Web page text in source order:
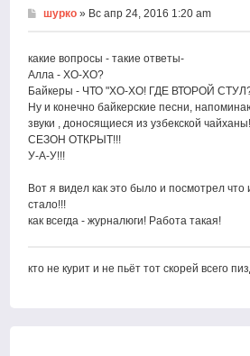
шурко » Вс апр 24, 2016 1:20 am
какие вопросы - такие ответы-
Алла - ХО-ХО?
Байкеры - ЧТО "ХО-ХО! ГДЕ ВТОРОЙ
Ну и конечно байкерские песни,
звуки , доносящиеся из узбекской
СЕЗОН ОТКРЫТ!!!
У-А-У!!!
Вот я видел как это было и посмотрел что
стало!!!
как всегда - журналюги! Работа такая!
кто не курит и не пьёт тот скорей всего